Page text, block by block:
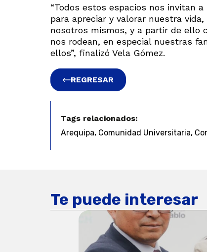
“Todos estos espacios nos invitan
para apreciar y valorar nuestra
nosotros mismos, y a partir de ello
nos rodean, en especial nuestras
ellos”, finalizó Vela Gómez.
REGRESAR
Tags relacionados:
Arequipa, Comunidad Universitaria,
Te puede interesar